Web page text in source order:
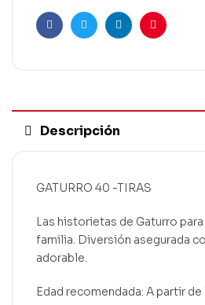
FacebookTwitterLinkedinPinterest
Descripción
GATURRO 40 -TIRAS
Las historietas de Gaturro
familia. Diversión asegurada
adorable.
Edad recomendada: A partir de